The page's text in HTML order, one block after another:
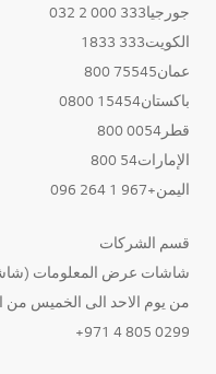
جورجيا333 000 2 032
الكويت333 1833
عمان75545 800
باكستان15454 0800
قطر0054 800
الإمارات54 800
اليمن+967 1 264 096
قسم الشركات
شاشات عرض المعلومات (شاشة
من يوم الاحد الى الخميس من الساعه
0299 805 4 971+